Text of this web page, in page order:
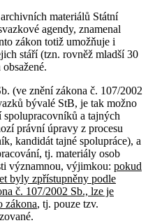
materiálů Státní
agendy, znamenal
zákon totiž umožňuje i
stáří (tzn. rovněž mladší 30
(ve znění zákona č. 107/2002
bývalé StB, je tak možno
spolupracovníků a tajných
právní úpravy z procesu
kandidát tajné spolupráce), a
tj. materiály osob
významnou, výjimkou: pokud
byly zpřístupněny podle
č. 107/2002 Sb., lze je
zákona, tj. pouze tzv.